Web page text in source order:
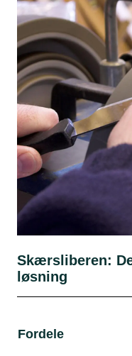
Skærsliberen:
løsning
Fordele